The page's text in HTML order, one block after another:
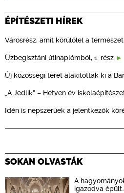
ÉPÍTÉSZETI HÍREK
Városrész, amit körülölel a természet
Üzbegisztáni útinaplómból, 1. rész
Új közösségi teret alakítottak ki a
„A Jedlik” – Hetven év
Idén is népszerűek a jelentkezők
SOKAN OLVASTÁK
A
igazodva épült…